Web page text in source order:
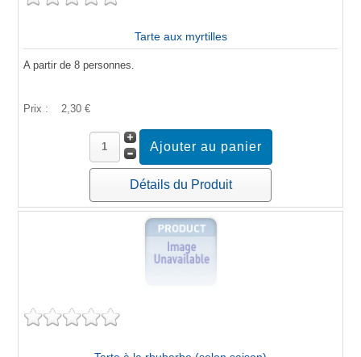
Tarte aux myrtilles
A partir de 8 personnes.
Prix : 2,30 €
Détails du Produit